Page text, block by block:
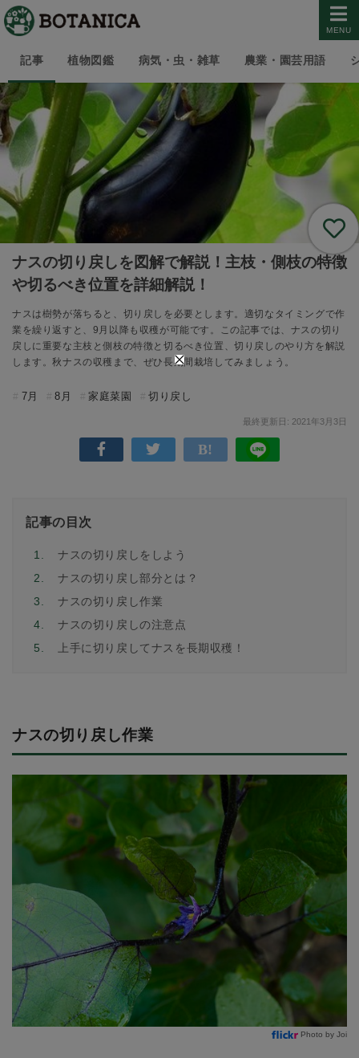
MENU
記事 植物図鑑 病気・虫・雑草 農業・園芸用語
ナスの切り戻しを図解で解説！主枝・側枝の特徴
や切るべき位置を詳細解説！
ナスは樹勢が落ちると、切り戻しを必要とします。適切なタイミングで作
業を繰り返すと、9月以降も収穫が可能です。この記事では、ナスの切り
戻しに重要な主枝と側枝の特徴と切るべき位置、切り戻しのやり方を解説
します。秋ナスの収穫まで、ぜひ長期間栽培してみましょう。
7月 8月 家庭菜園 切り戻し
最終更新日: 2021年3月3日
記事の目次
1.
ナスの切り戻しをしよう
2.
ナスの切り戻し部分とは？
3.
ナスの切り戻し作業
4.
ナスの切り戻しの注意点
5.
上手に切り戻してナスを長期収穫！
ナスの切り戻し作業
Photo by Joi